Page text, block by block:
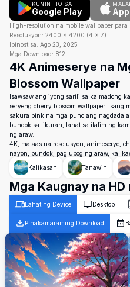
KUNIN ITO SA
Google Play
High-resolution na mobile wallpaper para
Resolusyon: 2400 × 4200 (4 × 7)
Ipinost sa: Ago 23, 2025
Mga Download: 812
4K Animeserye na
Blossom Wallpaper
Isawsaw ang iyong sarili sa kalmadong
seryeng cherry blossom wallpaper.
sakura pink na mga puno ang
bundok sa likuran, lahat sa ilalim ng
ng araw.
4K, mataas na resolusyon, animeserye,
nayon, bundok, paglubog ng araw,
Kalikasan
Tanawin
Mga Kaugnay na
Lahat ng Device Desktop
Pinakamaraming Download